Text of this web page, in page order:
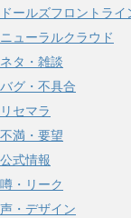
ドールズフロントライ
ニューラルクラウド
ネタ・雑談
バグ・不具合
リセマラ
不満・要望
公式情報
噂・リーク
声・デザイン